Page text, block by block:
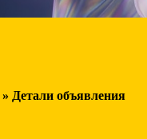
» Детали объявления